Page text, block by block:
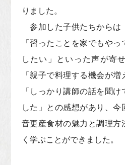
りました。
参加した子供たちからは
「習ったことを家でもや
したい」といった声が寄
「親子で料理する機会が増
「しっかり講師の話を聞
した」との感想があり、今
音更産食材の魅力と調理方
く学ぶことができました。